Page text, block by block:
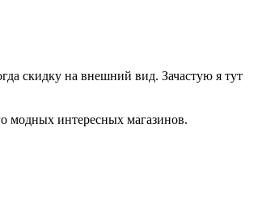
скидку на внешний вид. Зачастую я тут
модных интересных магазинов.